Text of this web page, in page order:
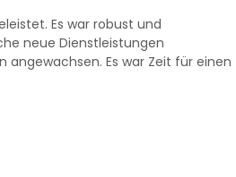
Es war robust und
neue Dienstleistungen
Es war Zeit für einen